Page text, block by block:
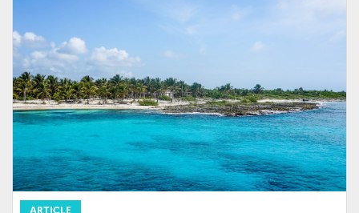
ARTICLE